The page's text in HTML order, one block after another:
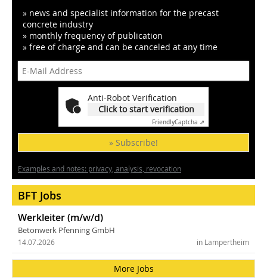
» news and specialist information for the precast
concrete industry
» monthly frequency of publication
» free of charge and can be canceled at any time
Anti-Robot Verification
Click to start verification
FriendlyCaptcha ⇗
» Subscribe!
Examples and notes: privacy, analysis, revocation
BFT Jobs
Werkleiter (m/w/d)
Betonwerk Pfenning GmbH
in Lampertheim
14.07.2026
More Jobs